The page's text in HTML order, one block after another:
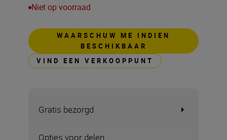
Niet op voorraad
WAARSCHUW ME INDIEN
BESCHIKBAAR
VIND EEN VERKOOPPUNT
Gratis bezorgd
Opties voor delen